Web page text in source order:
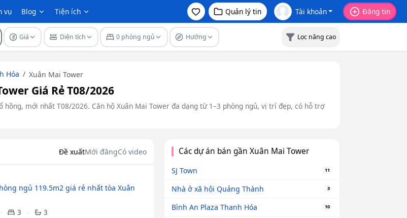
vụ Blog Tiện ích Quản lý tin Tài khoản Đăng tin
Giá Diện tích 0 phòng ngủ Hướng Lọc nâng cao
Hóa Xuân Mai Tower
Giá Rẻ T08/2026
mới nhất T08/2026. Căn hộ Xuân Mai Tower đa dạng từ 1–3 phòng ngủ, vị trí đẹp, có hỗ trợ
Đề xuấtMới đăngCó video
ngủ 119.5m2 giá rẻ nhất tòa Xuân
3
3
Các dự án bán gần Xuân Mai Tower
SJ Town 11
Nhà ở xã hội Quảng Thành 3
Bình An Plaza Thanh Hóa 10